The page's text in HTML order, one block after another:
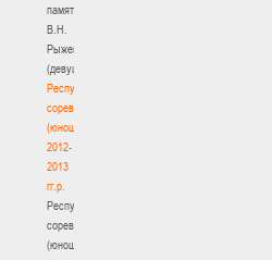
памяти
В.Н.
Рыженкова
(девушки)
Республиканские
соревнования
(юноши)
2012-
2013
гг.р.
Республиканские
соревнования
(юноши)